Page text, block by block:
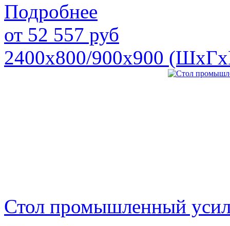
Подробнее
от 52 557 руб
2400х800/900х900
Стол промышленный